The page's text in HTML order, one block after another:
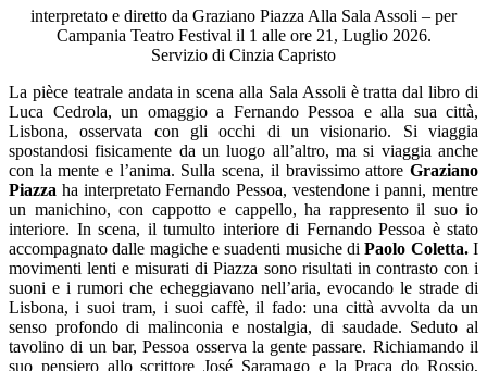
interpretato e diretto da Graziano Piazza Alla Sala Assoli – per
Campania Teatro Festival il 1 alle ore 21, Luglio 2026.
Servizio di Cinzia Capristo
La pièce teatrale andata in scena alla Sala Assoli è tratta dal libro di
Luca Cedrola, un omaggio a Fernando Pessoa e alla sua città,
Lisbona, osservata con gli occhi di un visionario. Si viaggia
spostandosi fisicamente da un luogo all’altro, ma si viaggia anche
con la mente e l’anima. Sulla scena, il bravissimo attore Graziano
Piazza ha interpretato Fernando Pessoa, vestendone i panni, mentre
un manichino, con cappotto e cappello, ha rappresento il suo io
interiore. In scena, il tumulto interiore di Fernando Pessoa è stato
accompagnato dalle magiche e suadenti musiche diPaolo Coletta.I
movimenti lenti e misurati di Piazza sono risultati in contrasto con i
suoni e i rumori che echeggiavano nell’aria, evocando le strade di
Lisbona, i suoi tram, i suoi caffè, il fado: una città avvolta da un
senso profondo di malinconia e nostalgia, di saudade. Seduto al
tavolino di un bar, Pessoa osserva la gente passare. Richiamando il
suo pensiero allo scrittore José Saramago e la Praça do Rossio,